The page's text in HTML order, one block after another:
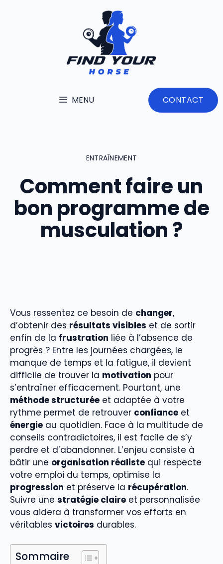
MENU CONTACT
ENTRAÎNEMENT
Comment faire un
bon programme de
musculation ?
Vous ressentez ce besoin de changer,
d’obtenir des résultats visibles et de sortir
enfin de la frustration liée à l’absence de
progrès ? Entre les journées chargées, le
manque de temps et la fatigue, il devient
difficile de trouver la motivation pour
s’entraîner efficacement. Pourtant, une
méthode structurée et adaptée à votre
rythme permet de retrouver confiance et
énergie au quotidien. Face à la multitude de
conseils contradictoires, il est facile de s’y
perdre et d’abandonner. L’enjeu consiste à
bâtir une organisation réaliste qui respecte
votre emploi du temps, optimise la
progression et préserve la récupération.
Suivre une stratégie claire et personnalisée
vous aidera à transformer vos efforts en
véritables victoires durables.
Sommaire